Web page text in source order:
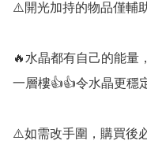
⚠️開光加持的物品僅輔
🔥水晶都有自己的能量
一層樓👍👍令水晶更穩
⚠️如需改手圍，購買後